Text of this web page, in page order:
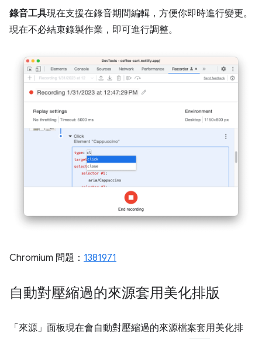
錄音工具現在支援在錄音期間編輯，方便你即時進行變更。
現在不必結束錄製作業，即可進行調整。
Chromium 問題： 1381971
自動對壓縮過的來源套用美化排版
「來源」 面板現在會自動對壓縮過的來源檔案套用美化排